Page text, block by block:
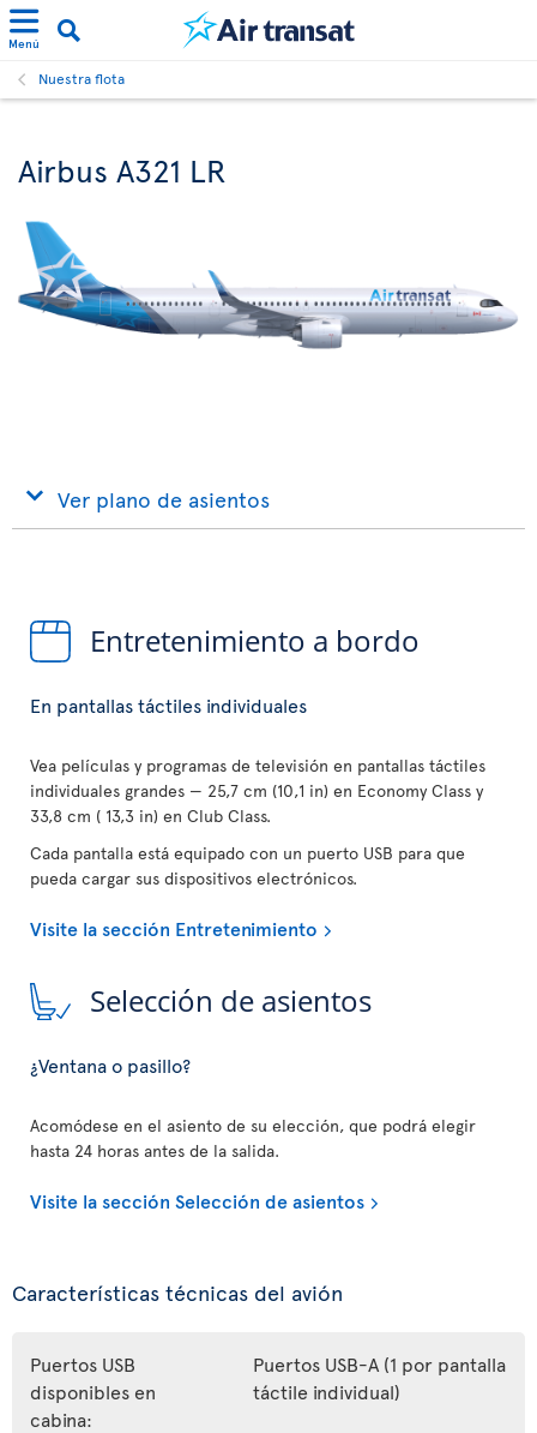
Menú
Nuestra flota
Airbus A321 LR
Ver plano de asientos
Entretenimiento a bordo
En pantallas táctiles individuales
Vea películas y programas de televisión en pantallas táctiles
individuales grandes — 25,7 cm (10,1 in) en Economy Class y
33,8 cm ( 13,3 in) en Club Class.
Cada pantalla está equipado con un puerto USB para que
pueda cargar sus dispositivos electrónicos.
Visite la sección Entretenimiento
Selección de asientos
¿Ventana o pasillo?
Acomódese en el asiento de su elección, que podrá elegir
hasta 24 horas antes de la salida.
Visite la sección Selección de asientos
Características técnicas del avión
Puertos USB
disponibles en
cabina:
Puertos USB-A (1 por pantalla
táctile individual)